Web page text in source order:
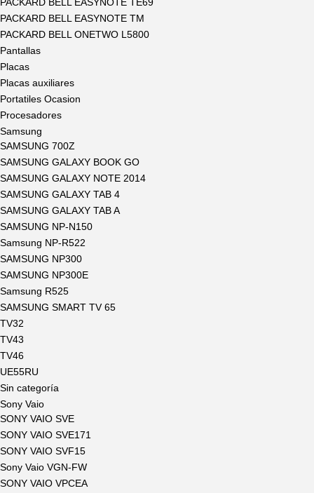
PACKARD BELL EASYNOTE TM
PACKARD BELL ONETWO L5800
Pantallas
Placas
Placas auxiliares
Portatiles Ocasion
Procesadores
Samsung
SAMSUNG 700Z
SAMSUNG GALAXY BOOK GO
SAMSUNG GALAXY NOTE 2014
SAMSUNG GALAXY TAB 4
SAMSUNG GALAXY TAB A
SAMSUNG NP-N150
Samsung NP-R522
SAMSUNG NP300
SAMSUNG NP300E
Samsung R525
SAMSUNG SMART TV 65
TV32
TV43
TV46
UE55RU
Sin categoría
Sony Vaio
SONY VAIO SVE
SONY VAIO SVE171
SONY VAIO SVF15
Sony Vaio VGN-FW
SONY VAIO VPCEA